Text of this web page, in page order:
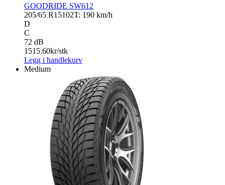
GOODRIDE SW612
205/65 R15102T: 190 km/h
D
C
72 dB
1515.60kr/stk
Legg i handlekurv
Medium